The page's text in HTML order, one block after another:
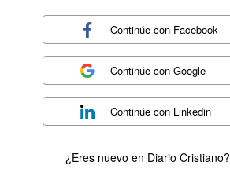
Continúe con Facebook
Continúe conGoogle
Continúe con Linkedin
¿Eres nuevo en Diario Cristiano?